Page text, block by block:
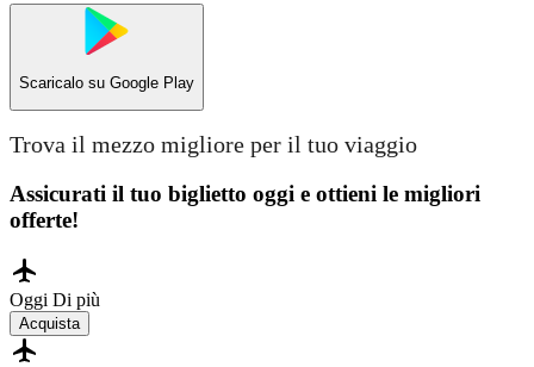
Scaricalo su Google Play
Trova il mezzo migliore per il tuo viaggio
Assicurati il ​​tuo biglietto oggi e ottieni le migliori
offerte!
Oggi Di più
Acquista